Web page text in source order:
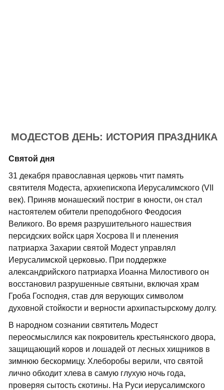
МОДЕСТОВ ДЕНЬ: ИСТОРИЯ ПРАЗДНИКА
Святой дня
31 декабря православная церковь чтит память
святителя Модеста, архиепископа Иерусалимского (VII
век). Приняв монашеский постриг в юности, он стал
настоятелем обители преподобного Феодосия
Великого. Во время разрушительного нашествия
персидских войск царя Хосрова II и пленения
патриарха Захарии святой Модест управлял
Иерусалимской церковью. При поддержке
александрийского патриарха Иоанна Милостивого он
восстановил разрушенные святыни, включая храм
Гроба Господня, став для верующих символом
духовной стойкости и верности архипастырскому долгу.
В народном сознании святитель Модест
переосмыслился как покровитель крестьянского двора,
защищающий коров и лошадей от лесных хищников в
зимнюю бескормицу. Хлеборобы верили, что святой
лично обходит хлева в самую глухую ночь года,
проверяя сытость скотины. На Руси иерусалимского